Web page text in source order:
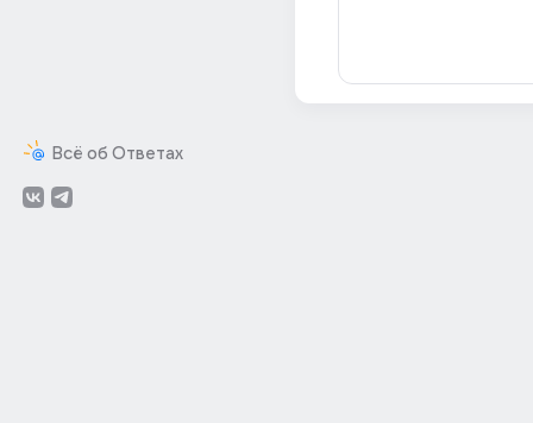
Всё об Ответах